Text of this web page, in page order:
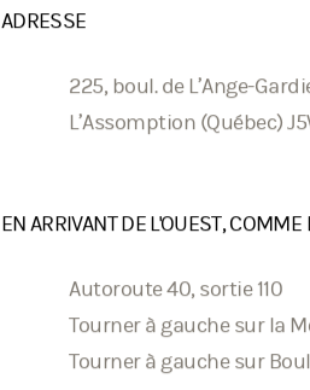
ADRESSE
225, boul. de L’Ange-
L’Assomption (Québec)
EN ARRIVANT DE L'OUEST, COMME
Autoroute 40, sortie 110
Tourner à gauche sur la
Tourner à gauche sur